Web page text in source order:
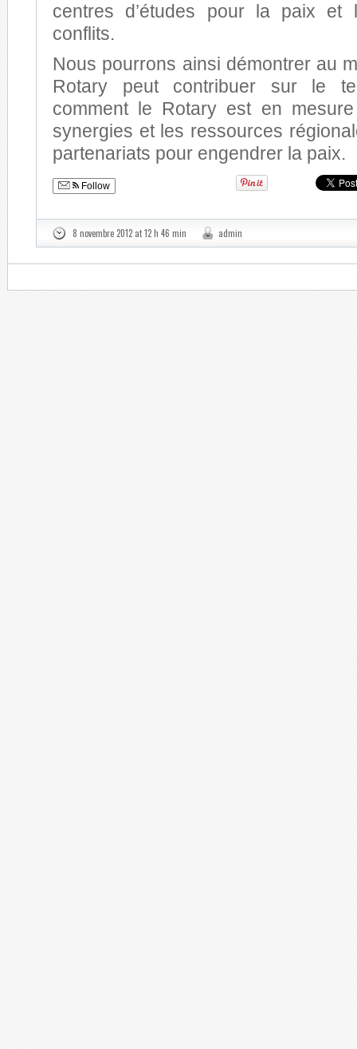
centres d’études pour la paix et
conflits.
Nous pourrons ainsi démontrer au
Rotary peut contribuer sur le
comment le Rotary est en
synergies et les ressources
partenariats pour engendrer la paix.
Follow
8 novembre 2012 at 12 h 46 min admin